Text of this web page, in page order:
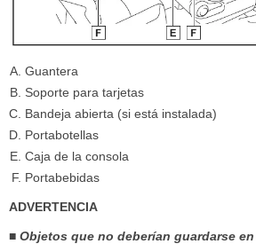
Guantera
Soporte para tarjetas
Bandeja abierta (si está instalada)
Portabotellas
Caja de la consola
Portabebidas
ADVERTENCIA
■ Objetos que no deberían guardarse